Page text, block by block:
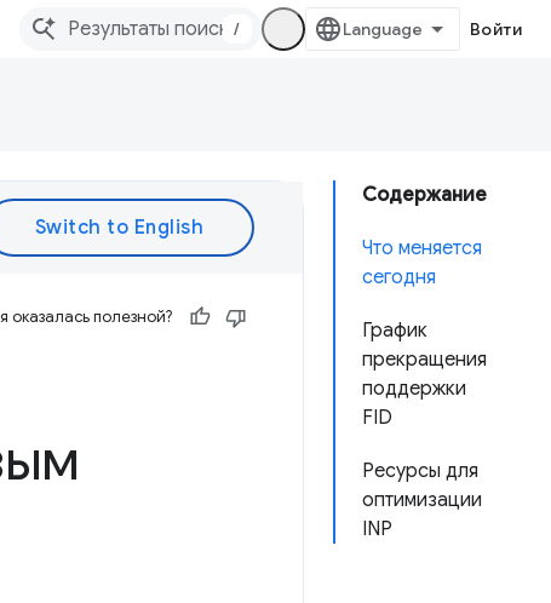
/ Войти
Содержание
Что меняется
сегодня
График
прекращения
поддержки
FID
Ресурсы для
оптимизации
INP
полезной?